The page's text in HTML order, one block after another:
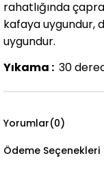
rahatlığında
kafaya uygundur,
uygundur.
Yıkama : 30
Yorumlar(0)
Ödeme Seçenekleri